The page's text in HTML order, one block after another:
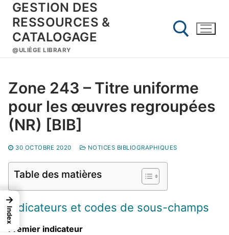
Aller
contenu
GESTION DES
RESSOURCES &
CATALOGAGE
@ULIÈGE LIBRARY
Zone 243 – Titre uniforme
pour les œuvres regroupées
(NR) [BIB]
30 OCTOBRE 2020 NOTICES BIBLIOGRAPHIQUES
Table des matières
Indicateurs et codes de sous-champs
Premier indicateur
→
Index